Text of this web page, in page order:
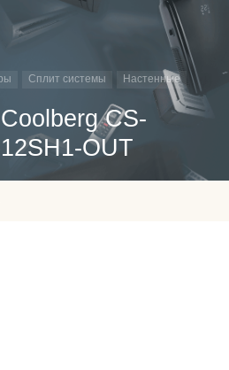
Сплит системы Настенные
CS-
OUT